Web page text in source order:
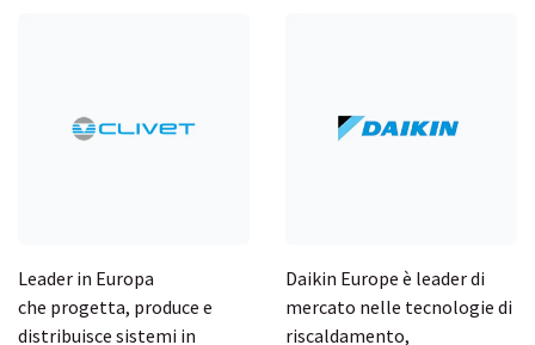
Leader in Europa
che progetta, produce e
distribuisce sistemi in
Daikin Europe è leader di
mercato nelle tecnologie di
riscaldamento,